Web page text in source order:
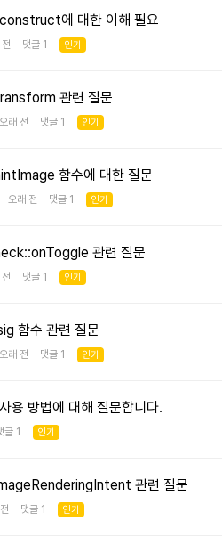
에 대한 이해 필요
전 댓글 1 인기
관련 질문
오래 전 댓글 1 인기
함수에 대한 질문
오래 전 댓글 1 인기
관련 질문
전 댓글 1 인기
함수 관련 질문
오래 전 댓글 1 인기
용 방법에 대해 질문합니다.
글 1 인기
관련 질문
전 댓글 1 인기